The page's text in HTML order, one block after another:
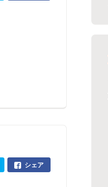
シェア